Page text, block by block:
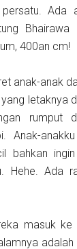
Ada
Bhairawa
400an cm!
anak-anak
letaknya
rumput
Anak-
bahkan
Hehe. Ada
masuk ke